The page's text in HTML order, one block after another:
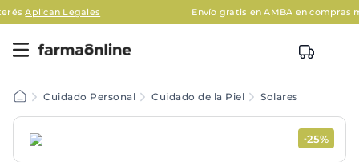
Legales Envío gratis en AMBA en compras mayores a
Cuidado Personal Cuidado de la Piel Solares
-25%